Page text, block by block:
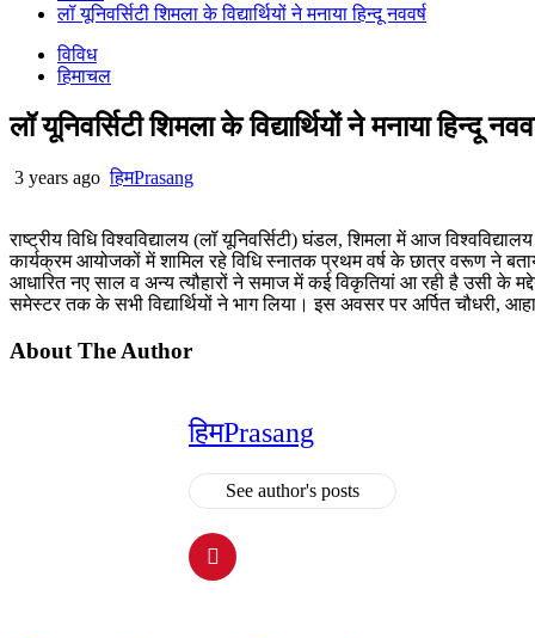
लॉ यूनिवर्सिटी शिमला के विद्यार्थियों ने मनाया हिन्दू नववर्ष
विविध
हिमाचल
लॉ यूनिवर्सिटी शिमला के विद्यार्थियों ने मनाया हिन्दू
3 years ago हिमPrasang
राष्ट्रीय विधि विश्वविद्यालय (लॉ यूनिवर्सिटी) घंडल, शिमला में आज
कार्यक्रम आयोजकों में शामिल रहे विधि स्नातक प्रथम वर्ष के छात्र वरूण ने
आधारित नए साल व अन्य त्यौहारों ने समाज में कई विकृतियां आ रही है उसी के
समेस्टर तक के सभी विद्यार्थियों ने भाग लिया। इस अवसर पर अर्पित चौधरी,
About The Author
हिमPrasang
See author's posts